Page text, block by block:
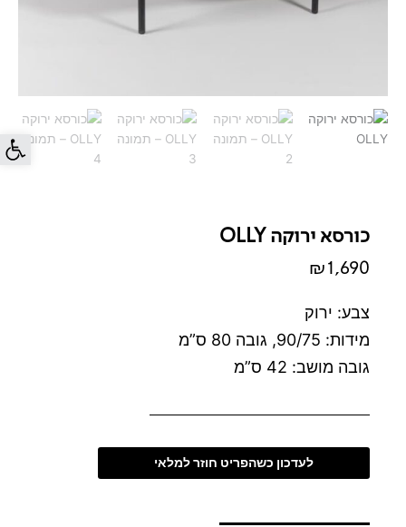
פתח
כורסא ירוקה OLLY
₪1,690
צבע: ירוק
מידות: 90/75, גובה 80 ס”מ
גובה מושב: 42 ס”מ
לעדכון כשהפריט חוזר למלאי